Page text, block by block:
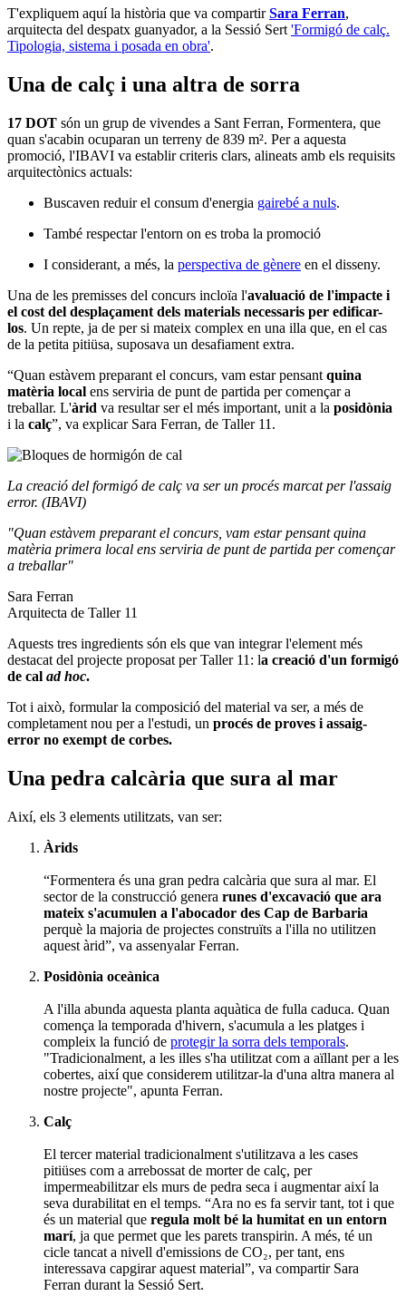
T'expliquem aquí la història que va compartirSara Ferran,
arquitecta del despatx guanyador, a la Sessió Sert'Formigó de calç.
Tipologia, sistema i posada en obra'.
Una de calç i una altra de sorra
17 DOT són un grup de vivendes a Sant Ferran, Formentera, que
quan s'acabin ocuparan un terreny de 839 m². Per a aquesta
promoció, l'IBAVI va establir criteris clars, alineats amb els requisits
arquitectònics actuals:
Buscaven reduir el consum d'energia gairebé a nuls.
També respectar l'entorn on es troba la promoció
I considerant, a més, la perspectiva de gènere en el disseny.
Una de les premisses del concurs incloïa l'avaluació de l'impacte i
el cost del desplaçament dels materials necessaris per edificar-
los. Un repte, ja de per si mateix complex en una illa que, en el cas
de la petita pitiüsa, suposava un desafiament extra.
“Quan estàvem preparant el concurs, vam estar pensant quina
matèria local ens serviria de punt de partida per començar a
treballar. L'àrid va resultar ser el més important, unit a la posidònia
i la calç”, va explicar Sara Ferran, de Taller 11.
La creació del formigó de calç va ser un procés marcat per l'assaig
error. (IBAVI)
"Quan estàvem preparant el concurs, vam estar pensant quina
matèria primera local ens serviria de punt de partida per començar
a treballar"
Sara Ferran
Arquitecta de Taller 11
Aquests tres ingredients són els que van integrar l'element més
destacat del projecte proposat per Taller 11: la creació d'un formigó
de cal ad hoc.
Tot i això, formular la composició del material va ser, a més de
completament nou per a l'estudi, un procés de proves i assaig-
error no exempt de corbes.
Una pedra calcària que sura al mar
Així, els 3 elements utilitzats, van ser:
Àrids
“Formentera és una gran pedra calcària que sura al mar. El
sector de la construcció genera runes d'excavació que ara
mateix s'acumulen a l'abocador des Cap de Barbaria
perquè la majoria de projectes construïts a l'illa no utilitzen
aquest àrid”, va assenyalar Ferran.
Posidònia oceànica
A l'illa abunda aquesta planta aquàtica de fulla caduca. Quan
comença la temporada d'hivern, s'acumula a les platges i
compleix la funció de protegir la sorra dels temporals.
"Tradicionalment, a les illes s'ha utilitzat com a aïllant per a les
cobertes, així que considerem utilitzar-la d'una altra manera al
nostre projecte", apunta Ferran.
Calç
El tercer material tradicionalment s'utilitzava a les cases
pitiüses com a arrebossat de morter de calç, per
impermeabilitzar els murs de pedra seca i augmentar així la
seva durabilitat en el temps. “Ara no es fa servir tant, tot i que
és un material que regula molt bé la humitat en un entorn
marí, ja que permet que les parets transpirin. A més, té un
cicle tancat a nivell d'emissions de CO₂, per tant, ens
interessava capgirar aquest material”, va compartir Sara
Ferran durant la Sessió Sert.